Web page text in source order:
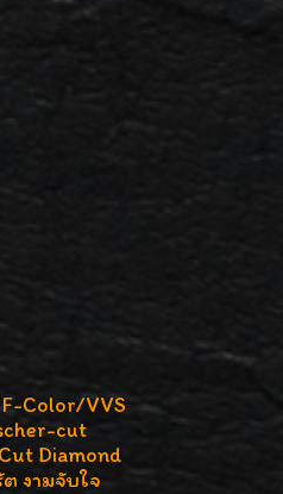
Color/VVS
cut
Diamond
งามจับใจ